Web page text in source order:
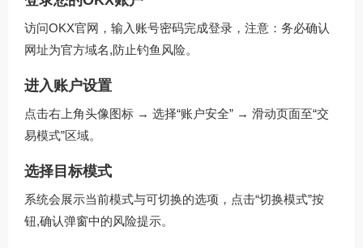
访问OKX官网 ，输入账号密码完成登录，注意：务必确认
网址为官方域名,防止钓鱼风险。
进入账户设置
点击右上角头像图标 → 选择“账户安全” → 滑动页面至“交
易模式”区域。
选择目标模式
系统会展示当前模式与可切换的选项，点击“切换模式”按
钮,确认弹窗中的风险提示。